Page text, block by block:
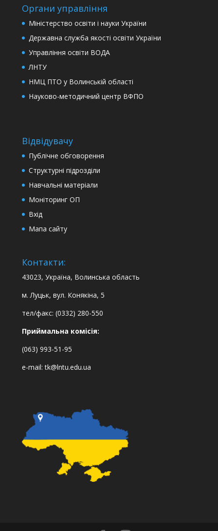
Органи управління
Міністерство освіти і науки України
Державна служба якості освіти України
Управління освіти ВОДА
ЛНТУ
НМЦ ПТО у Волинській області
Науково-методичний центр ВФПО
Відвідувачу
Публічне обговорення
Структурні підрозділи
Навчальні матеріали
Моніторинг ОП
Вхід
Мапа сайту
Контакти:
43023, Україна, Волинська область
м. Луцьк, вул. Конякіна, 5
тел/факс: (0332) 280-550
Приймальна комісія:
(063) 993-51-95
e-mail:tk@lntu.edu.ua